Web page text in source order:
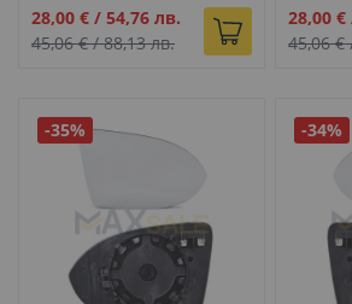
Промо
цена
28,00 € / 54,76 лв.
45,06 €/88,13 лв.
Промо
цена
28,00 €
45,06 €
-35% -34%